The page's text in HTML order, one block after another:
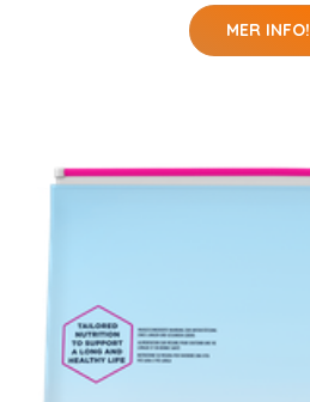
MER INFO!